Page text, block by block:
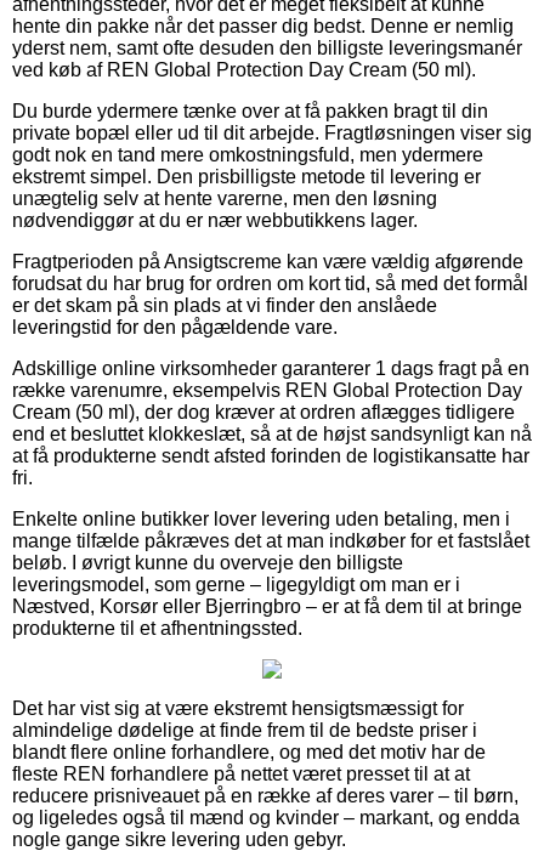
hente din pakke når det passer dig bedst. Denne er nemlig
yderst nem, samt ofte desuden den billigste leveringsmanér
ved køb af REN Global Protection Day Cream (50 ml).
Du burde ydermere tænke over at få pakken bragt til din
private bopæl eller ud til dit arbejde. Fragtløsningen viser sig
godt nok en tand mere omkostningsfuld, men ydermere
ekstremt simpel. Den prisbilligste metode til levering er
unægtelig selv at hente varerne, men den løsning
nødvendiggør at du er nær webbutikkens lager.
Fragtperioden på Ansigtscreme kan være vældig afgørende
forudsat du har brug for ordren om kort tid, så med det formål
er det skam på sin plads at vi finder den anslåede
leveringstid for den pågældende vare.
Adskillige online virksomheder garanterer 1 dags fragt på en
række varenumre, eksempelvis REN Global Protection Day
Cream (50 ml), der dog kræver at ordren aflægges tidligere
end et besluttet klokkeslæt, så at de højst sandsynligt kan nå
at få produkterne sendt afsted forinden de logistikansatte har
fri.
Enkelte online butikker lover levering uden betaling, men i
mange tilfælde påkræves det at man indkøber for et fastslået
beløb. I øvrigt kunne du overveje den billigste
leveringsmodel, som gerne – ligegyldigt om man er i
Næstved, Korsør eller Bjerringbro – er at få dem til at bringe
produkterne til et afhentningssted.
Det har vist sig at være ekstremt hensigtsmæssigt for
almindelige dødelige at finde frem til de bedste priser i
blandt flere online forhandlere, og med det motiv har de
fleste REN forhandlere på nettet været presset til at at
reducere prisniveauet på en række af deres varer – til børn,
og ligeledes også til mænd og kvinder – markant, og endda
nogle gange sikre levering uden gebyr.